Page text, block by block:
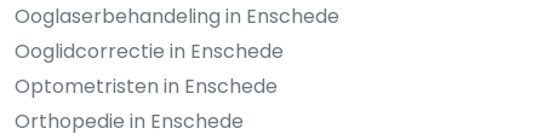
Ooglaserbehandeling in Enschede
Ooglidcorrectie in Enschede
Optometristen in Enschede
Orthopedie in Enschede